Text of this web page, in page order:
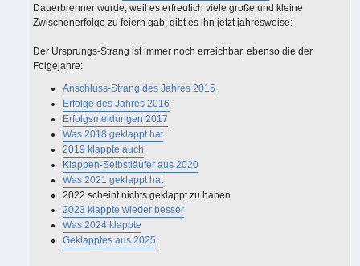
Dauerbrenner wurde, weil es erfreulich viele große und kleine
Zwischenerfolge zu feiern gab, gibt es ihn jetzt jahresweise:
Der Ursprungs-Strang ist immer noch erreichbar, ebenso die der
Folgejahre:
Anschluss-Strang des Jahres 2015
Erfolge des Jahres 2016
Erfolgsmeldungen 2017
Was 2018 geklappt hat
2019 klappte auch
Klappen-Selbstläufer aus 2020
Was 2021 geklappt hat
2022 scheint nichts geklappt zu haben
2023 klappte wieder besser
Was 2024 klappte
Geklapptes aus 2025